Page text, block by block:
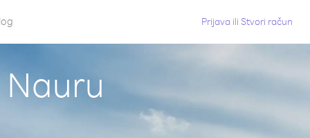
Prijava ili Stvori račun